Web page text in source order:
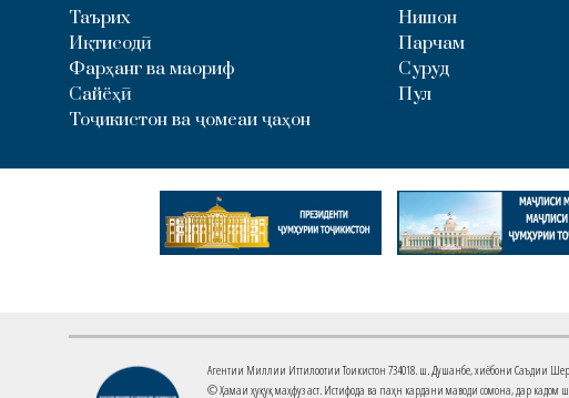
Таърих
Иқтисодӣ
Фарҳанг ва маориф
Сайёҳӣ
Тоҷикистон ва ҷомеаи ҷаҳон
Нишон
Парчам
Суруд
Пул
Агентии Миллии Иттилоотии Тоҷикистон 734018. ш. Душанбе, хиёбони Саъдии
© Ҳамаи ҳуқуқ маҳфуз аст. Истифода ва паҳн кардани маводи сомона, дар кадом